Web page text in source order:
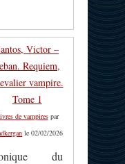
Victor –
Requiem,
vampire.
Tome 1
de vampirespar
le 02/02/2026
du